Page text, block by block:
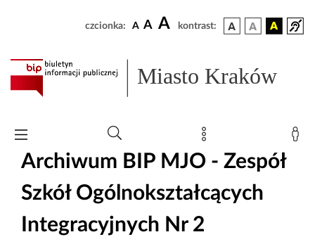
czcionka: A A A kontrast:
Miasto Kraków
Archiwum BIP MJO - Zespół
Szkół Ogólnokształcących
Integracyjnych Nr 2